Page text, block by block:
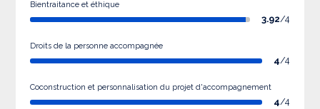
Bientraitance et éthique
3.92/4
Droits de la personne accompagnée
4/4
Coconstruction et personnalisation du projet d'accompagnement
4/4